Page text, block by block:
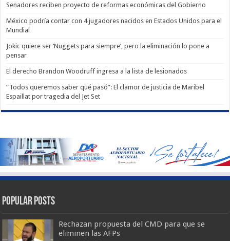
Senadores reciben proyecto de reformas económicas del Gobierno
México podría contar con 4 jugadores nacidos en Estados Unidos para el
Mundial
Jokic quiere ser ‘Nuggets para siempre’, pero la eliminación lo pone a
pensar
El derecho Brandon Woodruff ingresa a la lista de lesionados
“Todos queremos saber qué pasó”: El clamor de justicia de Maribel
Espaillat por tragedia del Jet Set
Popular Posts
Rechazan propuesta del CMD para que se
eliminen las AFPs